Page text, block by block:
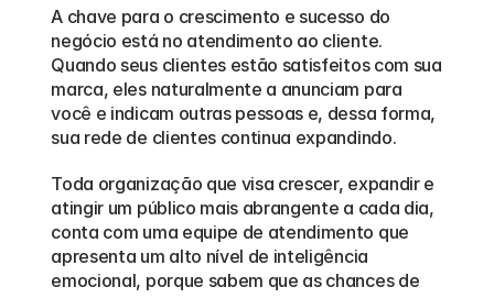
A chave para o crescimento e sucesso do
negócio está no atendimento ao cliente.
Quando seus clientes estão satisfeitos com sua
marca, eles naturalmente a anunciam para
você e indicam outras pessoas e, dessa forma,
sua rede de clientes continua expandindo.
Toda organização que visa crescer, expandir e
atingir um público mais abrangente a cada dia,
conta com uma equipe de atendimento que
apresenta um alto nível de inteligência
emocional, porque sabem que as chances de